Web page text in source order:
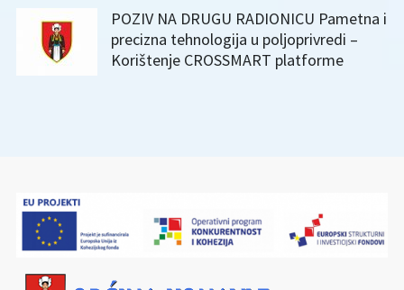
POZIV NA DRUGU RADIONICU Pametna i
precizna tehnologija u poljoprivredi –
Korištenje CROSSMART platforme